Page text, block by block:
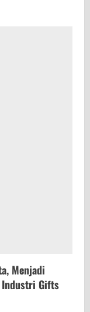
Menjadi
Industri Gifts